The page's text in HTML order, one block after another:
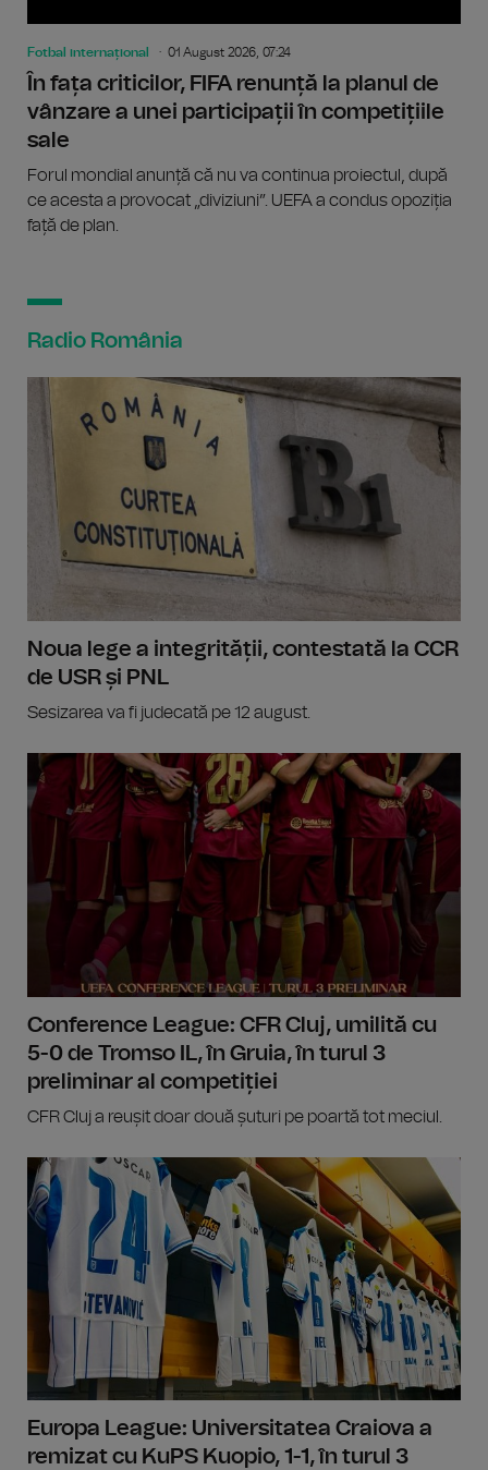
Fotbal internațional 01 August 2026, 07:24
În fața criticilor, FIFA renunță la planul de
vânzare a unei participații în competițiile
sale
Forul mondial anunță că nu va continua proiectul, după
ce acesta a provocat „diviziuni”. UEFA a condus opoziția
față de plan.
Radio România
Noua lege a integrității, contestată la CCR
de USR și PNL
Sesizarea va fi judecată pe 12 august.
Conference League: CFR Cluj, umilită cu
5-0 de Tromso IL, în Gruia, în turul 3
preliminar al competiției
CFR Cluj a reușit doar două șuturi pe poartă tot meciul.
Europa League: Universitatea Craiova a
remizat cu KuPS Kuopio, 1-1, în turul 3